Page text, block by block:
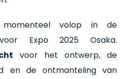
volop in de
voor Expo 2025 Osaka.
voor het ontwerp, de
en de ontmanteling van